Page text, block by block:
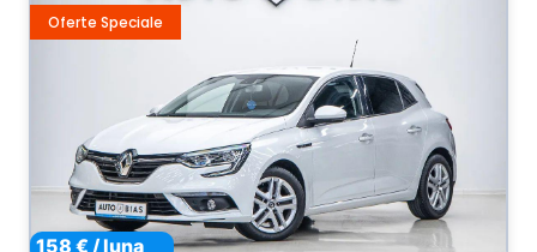
Oferte Speciale
158 € / luna